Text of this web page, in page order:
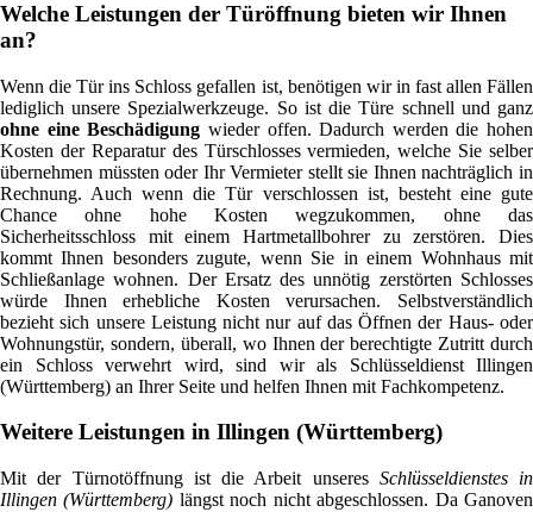
Welche Leistungen der Türöffnung bieten wir Ihnen
an?
Wenn die Tür ins Schloss gefallen ist, benötigen wir in fast allen Fällen
lediglich unsere Spezialwerkzeuge. So ist die Türe schnell und ganz
ohne eine Beschädigung wieder offen. Dadurch werden die hohen
Kosten der Reparatur des Türschlosses vermieden, welche Sie selber
übernehmen müssten oder Ihr Vermieter stellt sie Ihnen nachträglich in
Rechnung. Auch wenn die Tür verschlossen ist, besteht eine gute
Chance ohne hohe Kosten wegzukommen, ohne das
Sicherheitsschloss mit einem Hartmetallbohrer zu zerstören. Dies
kommt Ihnen besonders zugute, wenn Sie in einem Wohnhaus mit
Schließanlage wohnen. Der Ersatz des unnötig zerstörten Schlosses
würde Ihnen erhebliche Kosten verursachen. Selbstverständlich
bezieht sich unsere Leistung nicht nur auf das Öffnen der Haus- oder
Wohnungstür, sondern, überall, wo Ihnen der berechtigte Zutritt durch
ein Schloss verwehrt wird, sind wir als Schlüsseldienst Illingen
(Württemberg) an Ihrer Seite und helfen Ihnen mit Fachkompetenz.
Weitere Leistungen in Illingen (Württemberg)
Mit der Türnotöffnung ist die Arbeit unseres Schlüsseldienstes in
Illingen (Württemberg) längst noch nicht abgeschlossen. Da Ganoven